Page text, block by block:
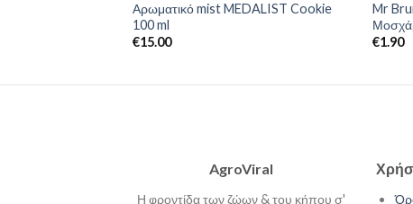
Αρωματικό mist MEDALIST Cookie
100 ml
€15.00
Mr
€1.90
AgroViral
Η φροντίδα των ζώων & του κήπου σ'